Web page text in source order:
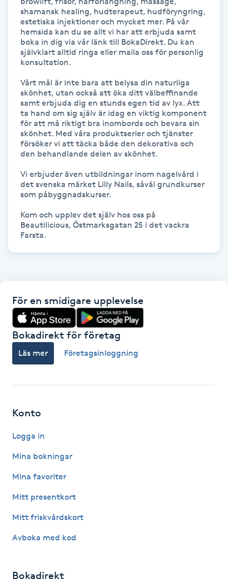
Gel naglar
Gelenaglar
Gellack
Gellack med förstärkning
Gravidmassage
Gravidyoga
Gruppträning
Healing
Herrklippning
Hollywood Peel
Hot Stone Massage
Hudföryngring
Huduppstramning
shamansk healing, hudterapeut, hudföryngring,
estetiska injektioner och mycket mer. På vår
hemsida kan du se allt vi har att erbjuda samt
boka in dig via vår länk till BokaDirekt. Du kan
självklart alltid ringa eller maila oss för personlig
konsultation.
Vårt mål är inte bara att belysa din naturliga
skönhet, utan också att öka ditt välbeffinande
samt erbjuda dig en stunds egen tid av lyx. Att
ta hand om sig själv är idag en viktig komponent
för att må riktigt bra inombords och bevara sin
skönhet. Med våra produktserier och tjänster
försöker vi att täcka både den dekorativa och
den behandlande delen av skönhet.
Vi erbjuder även utbildningar inom nagelvård i
det svenska märket Lilly Nails, såväl grundkurser
som påbyggnadskurser.
Kom och upplev det själv hos oss på
Beautilicious, Östmarksgatan 25 i det vackra
Farsta.
För en smidigare upplevelse
Bokadirekt för företag
Läs mer Företagsinloggning
Konto
Logga in
Mina bokningar
Mina favoriter
Mitt presentkort
Mitt friskvårdskort
Avboka med kod
Bokadirekt